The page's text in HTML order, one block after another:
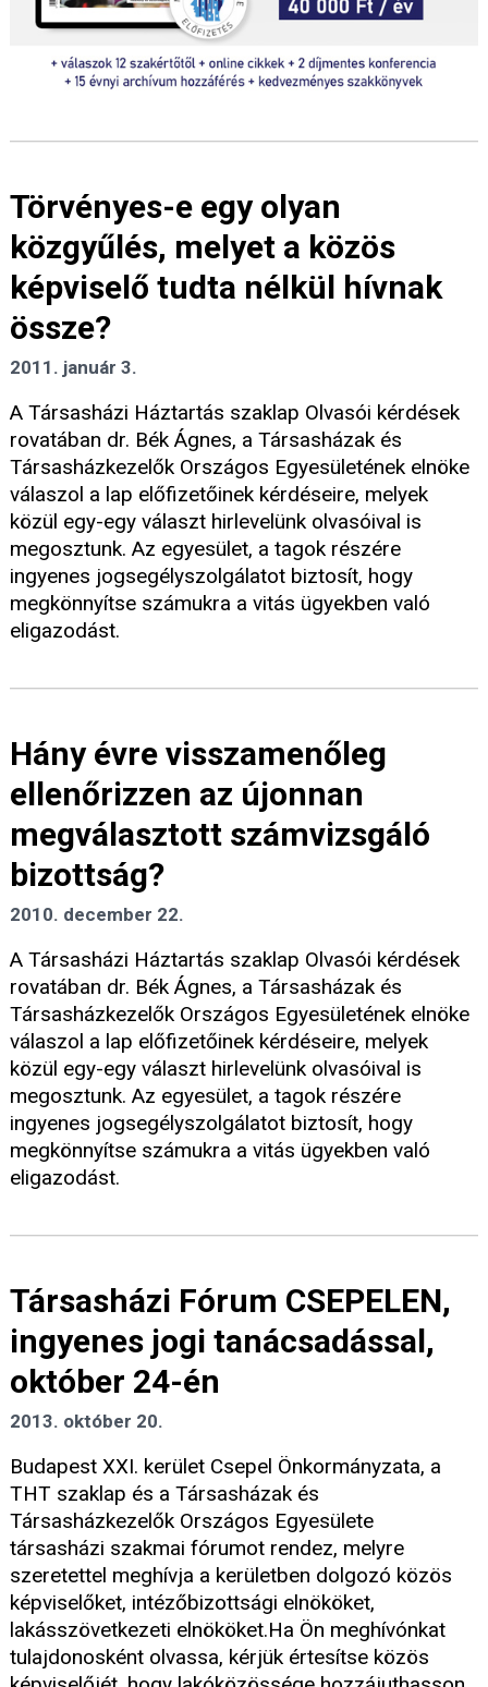
Törvényes-e egy olyan
közgyűlés, melyet a közös
képviselő tudta nélkül hívnak
össze?
2011. január 3.
A Társasházi Háztartás szaklap Olvasói kérdések
rovatában dr. Bék Ágnes, a Társasházak és
Társasházkezelők Országos Egyesületének elnöke
válaszol a lap előfizetőinek kérdéseire, melyek
közül egy-egy választ hirlevelünk olvasóival is
megosztunk. Az egyesület, a tagok részére
ingyenes jogsegélyszolgálatot biztosít, hogy
megkönnyítse számukra a vitás ügyekben való
eligazodást.
Hány évre visszamenőleg
ellenőrizzen az újonnan
megválasztott számvizsgáló
bizottság?
2010. december 22.
A Társasházi Háztartás szaklap Olvasói kérdések
rovatában dr. Bék Ágnes, a Társasházak és
Társasházkezelők Országos Egyesületének elnöke
válaszol a lap előfizetőinek kérdéseire, melyek
közül egy-egy választ hirlevelünk olvasóival is
megosztunk. Az egyesület, a tagok részére
ingyenes jogsegélyszolgálatot biztosít, hogy
megkönnyítse számukra a vitás ügyekben való
eligazodást.
Társasházi Fórum CSEPELEN,
ingyenes jogi tanácsadással,
október 24-én
2013. október 20.
Budapest XXI. kerület Csepel Önkormányzata, a
THT szaklap és a Társasházak és
Társasházkezelők Országos Egyesülete
társasházi szakmai fórumot rendez, melyre
szeretettel meghívja a kerületben dolgozó közös
képviselőket, intézőbizottsági elnököket,
lakásszövetkezeti elnököket.Ha Ön meghívónkat
tulajdonosként olvassa, kérjük értesítse közös